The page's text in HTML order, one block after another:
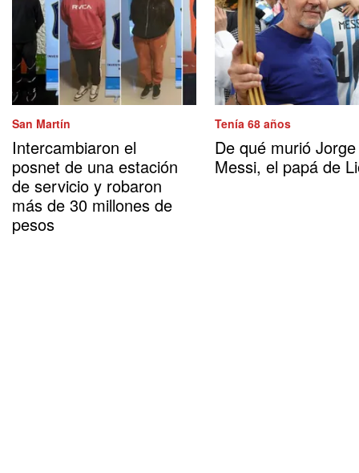
San Martín
Intercambiaron el
posnet de una estación
de servicio y robaron
más de 30 millones de
pesos
Tenía 68 años
De qué murió Jorge
Messi, el papá de